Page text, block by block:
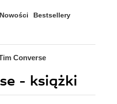
Nowości Bestsellery
Converse
- książki